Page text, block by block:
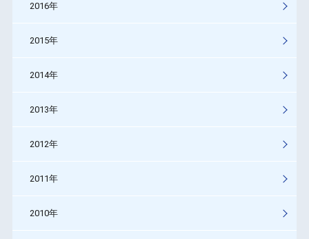
2016年
2015年
2014年
2013年
2012年
2011年
2010年